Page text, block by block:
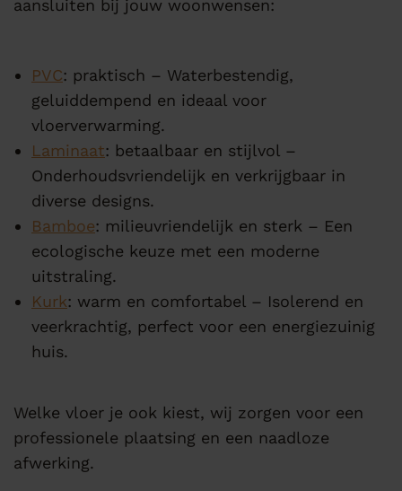
aansluiten bij jouw woonwensen:
PVC: praktisch – Waterbestendig,
geluiddempend en ideaal voor
vloerverwarming.
Laminaat: betaalbaar en stijlvol –
Onderhoudsvriendelijk en verkrijgbaar in
diverse designs.
Bamboe: milieuvriendelijk en sterk – Een
ecologische keuze met een moderne
uitstraling.
Kurk: warm en comfortabel – Isolerend en
veerkrachtig, perfect voor een energiezuinig
huis.
Welke vloer je ook kiest, wij zorgen voor een
professionele plaatsing en een naadloze
afwerking.